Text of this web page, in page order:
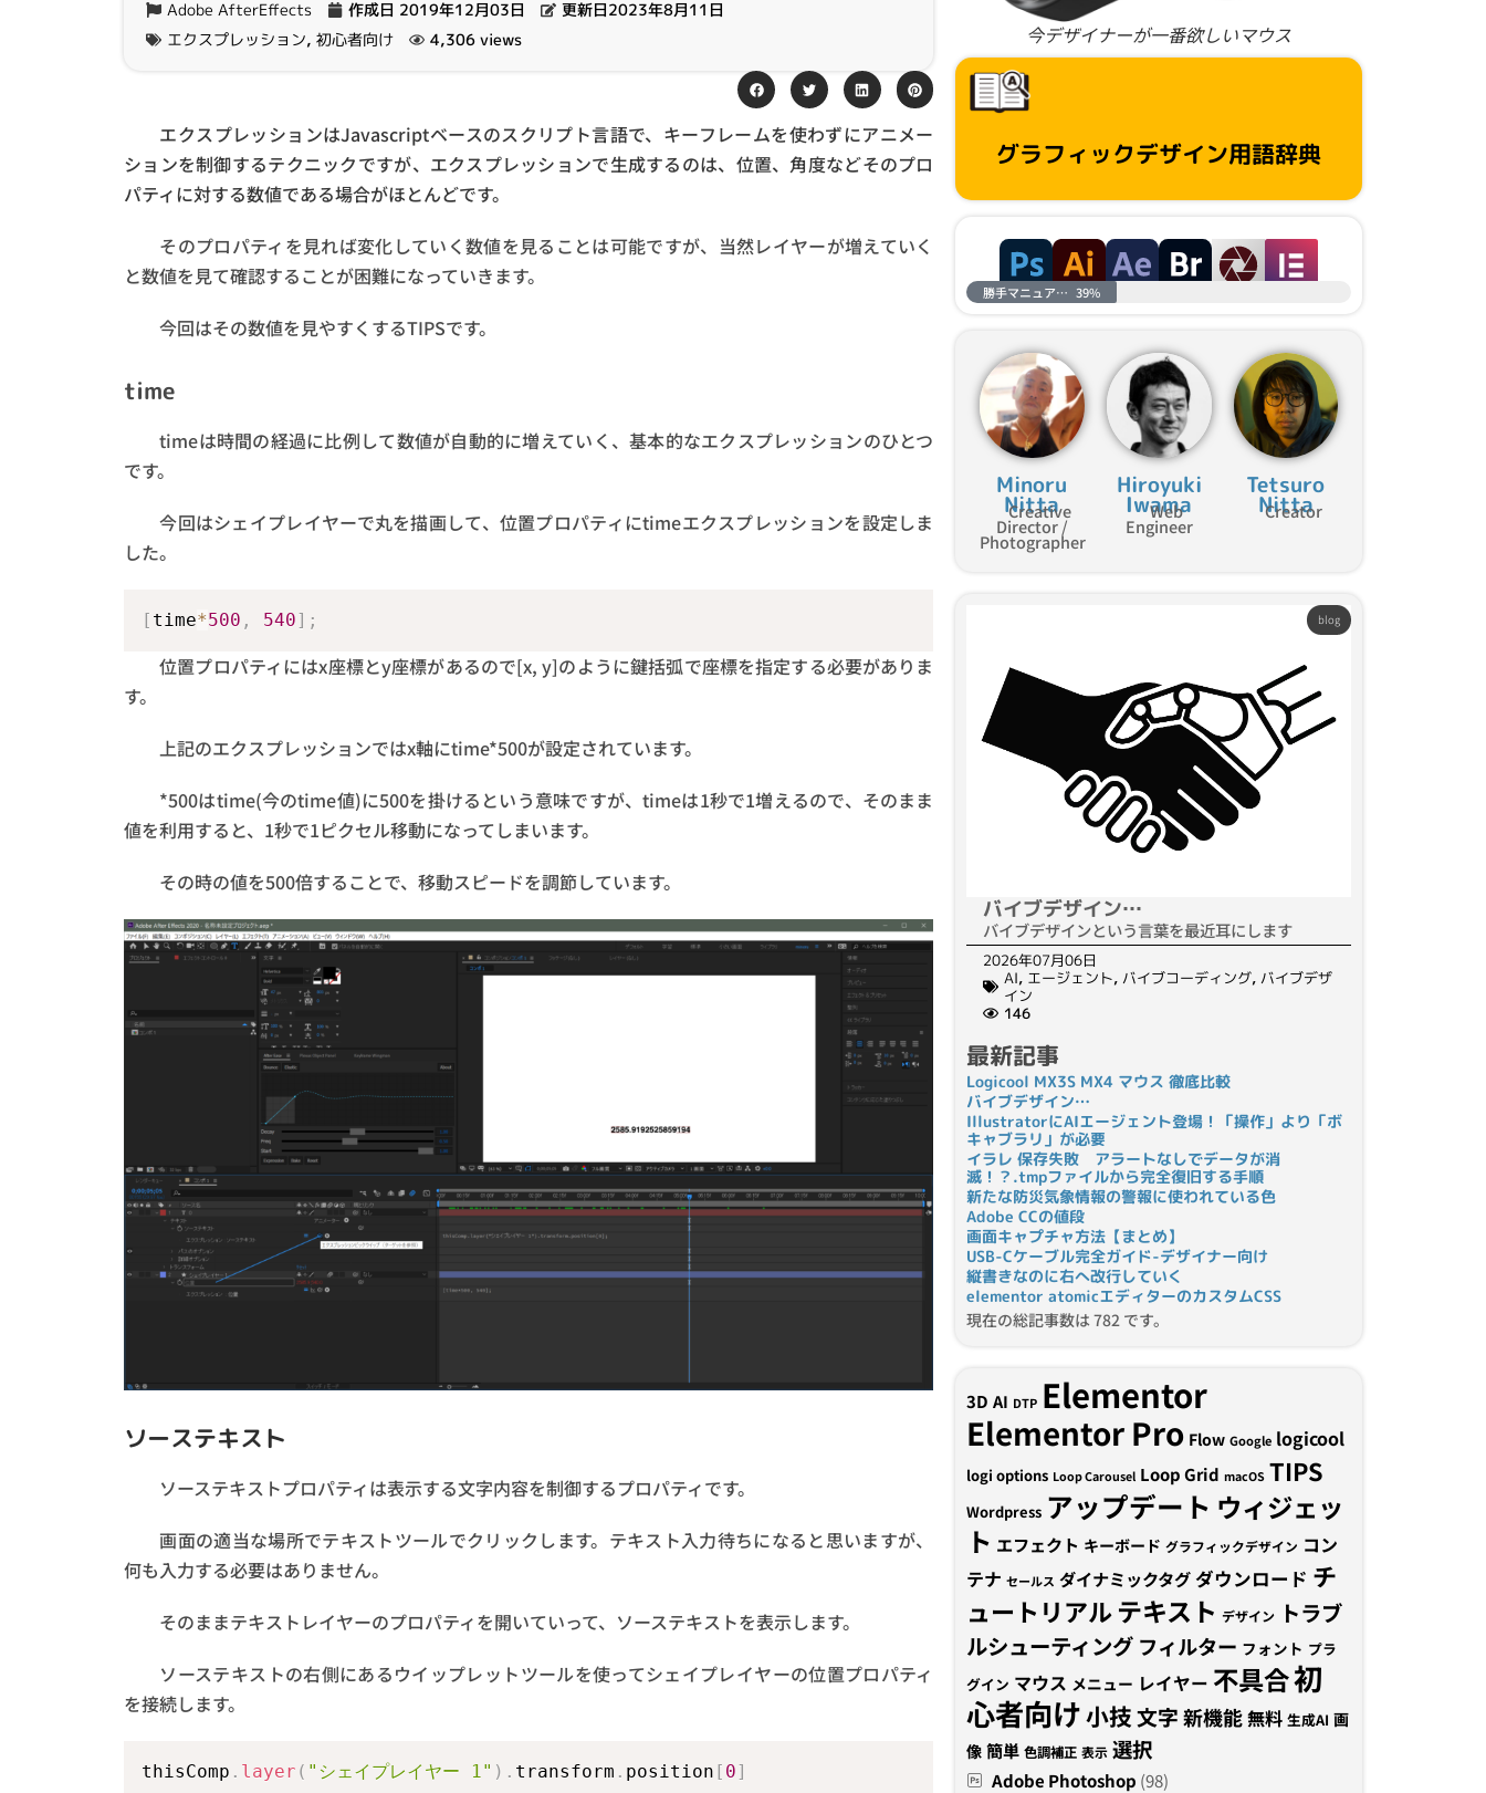
Adobe AfterEffects 作成日 2019年12月03日
更新日2023年8月11日
エクスプレッション, 初心者向け 4,306 views
エクスプレッションはJavascriptベースのスクリプト言語で、キーフレームを使わずにアニメー
ションを制御するテクニックですが、エクスプレッションで生成するのは、位置、角度などそのプロ
パティに対する数値である場合がほとんどです。
そのプロパティを見れば変化していく数値を見ることは可能ですが、当然レイヤーが増えていく
と数値を見て確認することが困難になっていきます。
今回はその数値を見やすくするTIPSです。
time
timeは時間の経過に比例して数値が自動的に増えていく、基本的なエクスプレッションのひとつ
です。
今回はシェイプレイヤーで丸を描画して、位置プロパティにtimeエクスプレッションを設定しま
した。
[ time*500 , 540] ;
位置プロパティにはx座標とy座標があるので[x, y]のように鍵括弧で座標を指定する必要がありま
す。
上記のエクスプレッションではx軸にtime*500が設定されています。
*500はtime(今のtime値)に500を掛けるという意味ですが、timeは1秒で1増えるので、そのまま
値を利用すると、1秒で1ピクセル移動になってしまいます。
その時の値を500倍することで、移動スピードを調節しています。
ソーステキスト
ソーステキストプロパティは表示する文字内容を制御するプロパティです。
画面の適当な場所でテキストツールでクリックします。テキスト入力待ちになると思いますが、
何も入力する必要はありません。
そのままテキストレイヤーのプロパティを開いていって、ソーステキストを表示します。
ソーステキストの右側にあるウイップレットツールを使ってシェイプレイヤーの位置プロパティ
を接続します。
thisComp . layer ( "シェイプレイヤー 1" ) . transform . position [ 0]
今デザイナーが一番欲しいマウス
グラフィックデザイン用語辞典
勝手マニュアル進捗 39%
Minoru
Nitta
Creative
Director /
Photographer
Hiroyuki
Iwama
Web
Engineer
Tetsuro
Nitta
Creator
blog
バイブデザイン…
バイブデザインという言葉を最近耳にします
2026年07月06日
AI, エージェント,バイブコーディング,バイブデザ
イン
146
最新記事
Logicool MX3S MX4 マウス 徹底比較
バイブデザイン…
IllustratorにAIエージェント登場！「操作」より「ボ
キャブラリ」が必要
イラレ 保存失敗 アラートなしでデータが消
滅！？.tmpファイルから完全復旧する手順
新たな防災気象情報の警報に使われている色
Adobe CCの値段
画面キャプチャ方法【まとめ】
USB-Cケーブル完全ガイド-デザイナー向け
縦書きなのに右へ改行していく
elementor atomicエディターのカスタムCSS
現在の総記事数は 782 です。
3D AI DTP Elementor
Elementor Pro Flow Google logicool
logi options Loop Carousel Loop Grid macOS TIPS
Wordpress アップデート ウィジェッ
ト エフェクト キーボード グラフィックデザイン コン
テナ セールス ダイナミックタグダウンロード チ
ュートリアルテキスト デザイン トラブ
ルシューティング フィルター フォント プラ
グイン マウス メニュー レイヤー 不具合初
心者向け小技文字 新機能無料 生成AI 画
像 簡単 色調補正 表示 選択
Adobe Photoshop (98)